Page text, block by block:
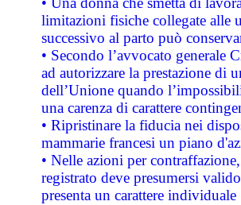
limitazioni fisiche collegate alle
successivo al parto può
• Secondo l’avvocato
ad autorizzare la prestazione di
dell’Unione quando
una carenza di carattere
• Ripristinare la fiducia nei
mammarie francesi un piano
• Nelle azioni per
registrato deve presumersi
presenta un carattere individuale